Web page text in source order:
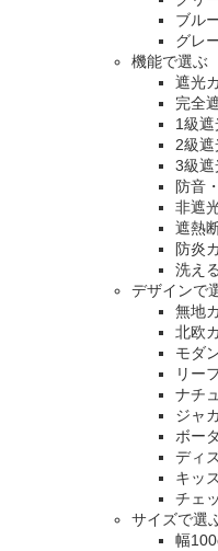
ブル
グレ
機能で選ぶ
遮光
完全
1級
2級遮
3級遮
防音
非遮
遮熱
防炎
洗え
デザインで
無地
北欧
モダ
リー
ナチ
ジャ
ボー
ディ
キッ
チェ
サイズで選
幅